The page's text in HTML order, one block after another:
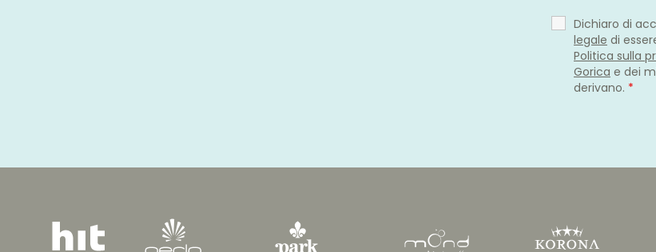
Dichiaro di
legale di
Politica sulla
Gorica e dei
derivano. *